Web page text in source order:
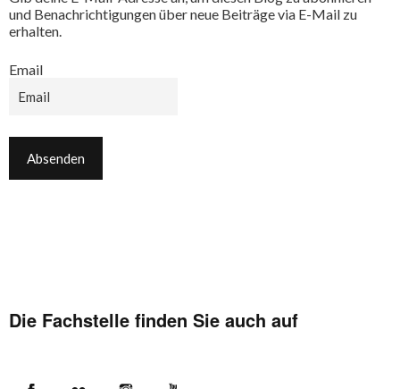
und Benachrichtigungen über neue Beiträge via E-Mail zu
erhalten.
Email
Die Fachstelle finden Sie auch auf